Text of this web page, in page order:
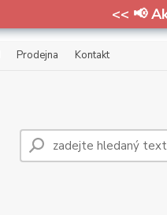
<< 📢
Prodejna Kontakt